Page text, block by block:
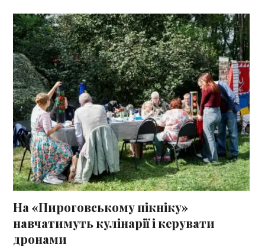
На «Пироговському пікніку»
навчатимуть кулінарії і керувати
дронами